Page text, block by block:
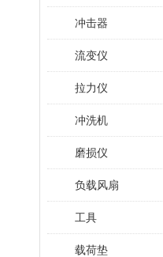
冲击器
流变仪
拉力仪
冲洗机
磨损仪
负载风扇
工具
载荷垫